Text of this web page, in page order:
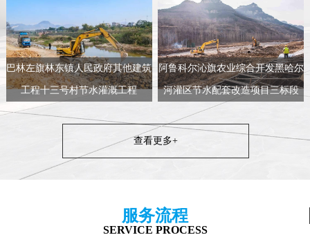
巴林左旗林东镇人民政府其他建筑
工程十三号村节水灌溉工程
阿鲁科尔沁旗农业综合开发黑哈尔
河灌区节水配套改造项目三标段
查看更多+
服务流程
SERVICE PROCESS